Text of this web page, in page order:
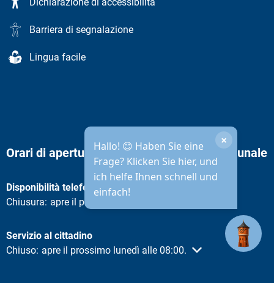
Barriera di segnalazione
Lingua facile
Hallo! 😊 Haben Sie eine
Frage? Klicken Sie hier, und
ich helfe Ihnen schnell und
einfach!
×
Orari di apertura dell'amministrazione comunale
Disponibilità telefonica
Fare clic per nascondere altri orari di apertura o chiusura
Chiusura: apre il prossimo lunedì alle 08:30.
Servizio al cittadino
Fare clic per nascondere altri orari di apertura o chiusura
Chiuso: apre il prossimo lunedì alle 08:00.